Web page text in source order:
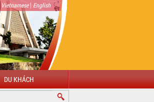
Vietnamese| English
DU KHÁCH